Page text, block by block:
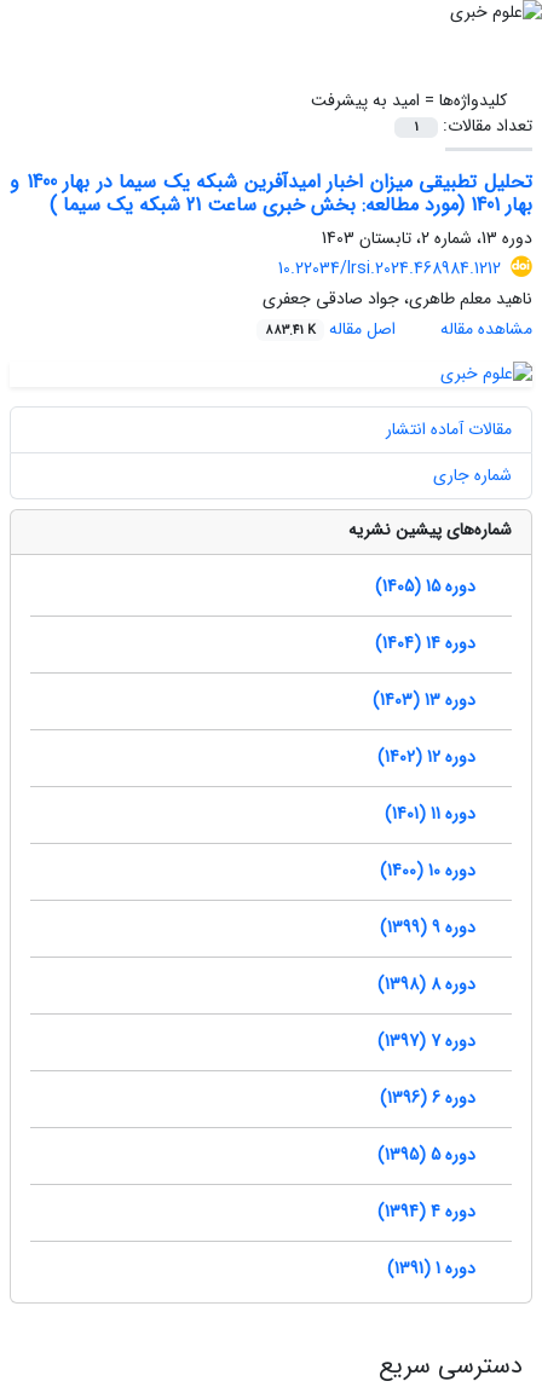
کلیدواژه‌ها = امید به پیشرفت
تعداد مقالات:
1
تحلیل تطبیقی میزان اخبار امیدآفرین ‌شبکه یک سیما در بهار 1400 و
بهار 1401 (مورد مطالعه: بخش خبری ساعت 21 شبکه یک سیما )
دوره 13، شماره 2، تابستان 1403
10.22034/lrsi.2024.468984.1212
ناهید معلم طاهری، جواد صادقی جعفری
مشاهده مقاله
اصل مقاله 883.41 K
مقالات آماده انتشار
شماره جاری
شماره‌های پیشین نشریه
دوره 15 (1405)
دوره 14 (1404)
دوره 13 (1403)
دوره 12 (1402)
دوره 11 (1401)
دوره 10 (1400)
دوره 9 (1399)
دوره 8 (1398)
دوره 7 (1397)
دوره 6 (1396)
دوره 5 (1395)
دوره 4 (1394)
دوره 1 (1391)
دسترسی سریع